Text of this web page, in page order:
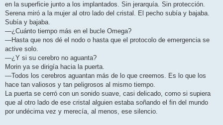
en la superficie junto a los implantados. Sin jerarquía. Sin protección.
Serena miró a la mujer al otro lado del cristal. El pecho subía y bajaba.
Subía y bajaba.
—¿Cuánto tiempo más en el bucle Omega?
—Hasta que nos dé el nodo o hasta que el protocolo de emergencia se
active solo.
—¿Y si su cerebro no aguanta?
Morin ya se dirigía hacia la puerta.
—Todos los cerebros aguantan más de lo que creemos. Es lo que los
hace tan valiosos y tan peligrosos al mismo tiempo.
La puerta se cerró con un sonido suave, casi delicado, como si supiera
que al otro lado de ese cristal alguien estaba soñando el fin del mundo
por undécima vez y merecía, al menos, ese silencio.